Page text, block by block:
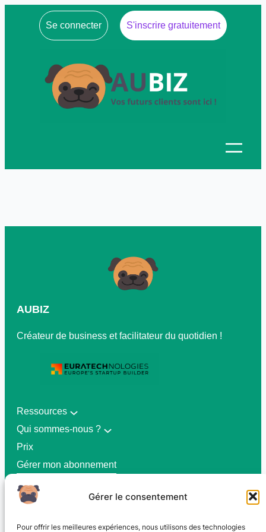
Gérer le consentement
Pour offrir les meilleures expériences, nous utilisons des technologies
Se connecter S'inscrire gratuitement
AUBIZ
Créateur de business et facilitateur du quotidien !
Ressources
Qui sommes-nous ?
Prix
Gérer mon abonnement